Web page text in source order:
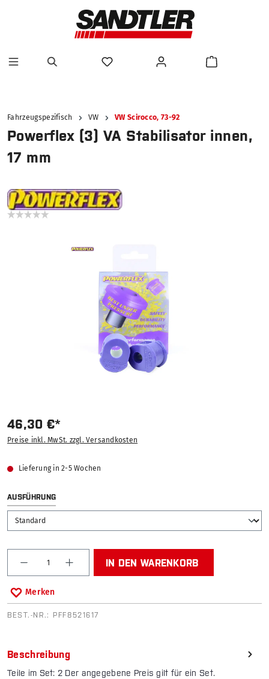
Fahrzeugspezifisch VW VW Scirocco, 73-92
Powerflex (3) VA Stabilisator innen,
17 mm
Bildergalerie überspringen
46,30 €*
Preise inkl. MwSt. zzgl. Versandkosten
Lieferung in 2-5 Wochen
AUSFÜHRUNGAUSWÄHLEN
Produkt Anzahl: Gib den gewünschten Wert ein
IN DEN WARENKORB
Merken
BEST.-NR.: PFF8521617
Beschreibung
Teile im Set: 2 Der angegebene Preis gilt für ein Set.